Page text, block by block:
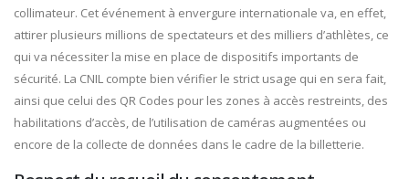
collimateur. Cet événement à envergure internationale va, en effet,
attirer plusieurs millions de spectateurs et des milliers d’athlètes, ce
qui va nécessiter la mise en place de dispositifs importants de
sécurité. La CNIL compte bien vérifier le strict usage qui en sera fait,
ainsi que celui des QR Codes pour les zones à accès restreints, des
habilitations d’accès, de l’utilisation de caméras augmentées ou
encore de la collecte de données dans le cadre de la billetterie.